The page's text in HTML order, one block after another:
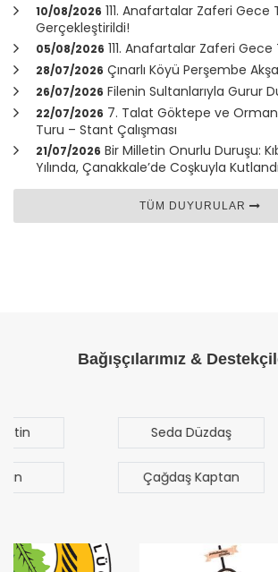
10/08/2026 111. Anafartalar Zaferi Gece
Gerçekleştirildi!
05/08/2026 111. Anafartalar Zaferi Gece
28/07/2026 Çınarlı Köyü Perşembe
26/07/2026 Filenin Sultanlarıyla Gurur
22/07/2026 7. Talat Göktepe ve
Turu – Stant Çalışması
21/07/2026 Bir Milletin Onurlu Duruşu:
Yılında, Çanakkale’de Coşkuyla
TÜM DUYURULAR
Bağışçılarımız &
Çağdaş Kaptan